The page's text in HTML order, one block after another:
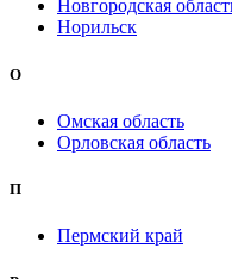
Новгородская
Норильск
О
Омская область
Орловская область
П
Пермский край